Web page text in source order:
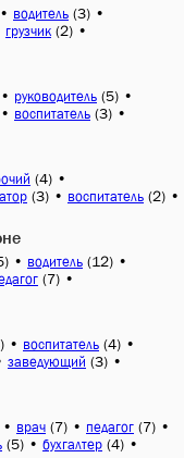
• водитель (3) •
грузчик (2) •
• руководитель (5) •
• воспитатель (3) •
(4) •
(3) • воспитатель (2) •
• водитель (12) •
(7) •
• воспитатель (4) •
заведующий (3) •
• врач (7) • педагог (7) •
(5) • бухгалтер (4) •